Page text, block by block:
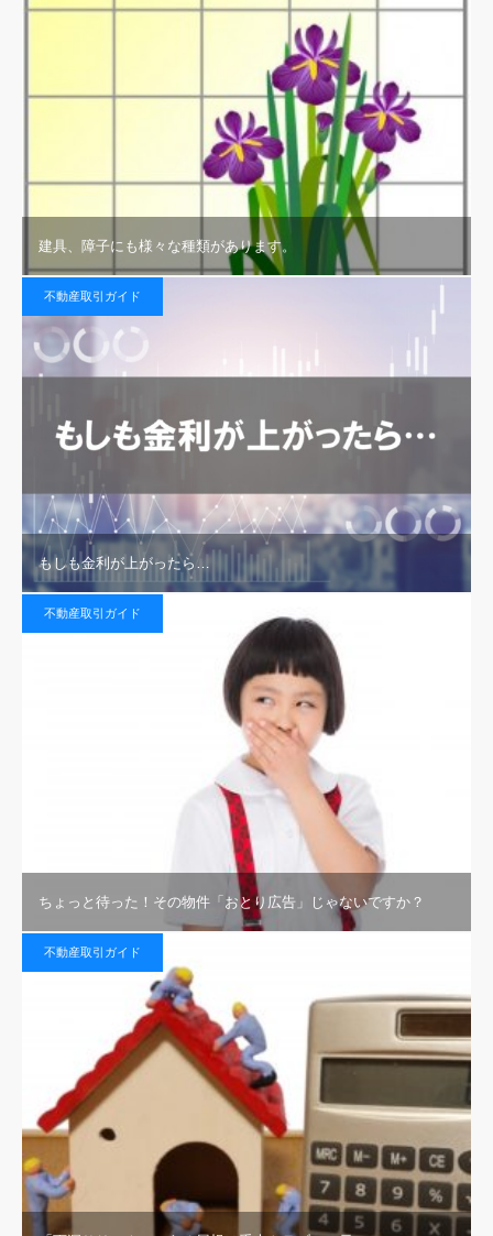
建具、障子にも様々な種類があります。
不動産取引ガイド
もしも金利が上がったら…
不動産取引ガイド
ちょっと待った！その物件「おとり広告」じゃないですか？
不動産取引ガイド